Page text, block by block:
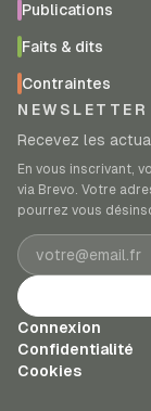
Publications
Faits & dits
Contraintes
NEWSLETTER
Recevez les
En vous inscrivant,
via Brevo. Votre
pourrez vous
Adresse e-mail
Connexion
Confidentialité
Cookies